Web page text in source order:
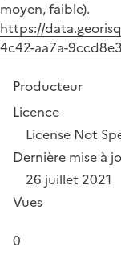
moyen, faible).
https://
4c42-aa7a-
Producteur
Licence
License Not
Dernière mise à
26 juillet 2021
Vues
0